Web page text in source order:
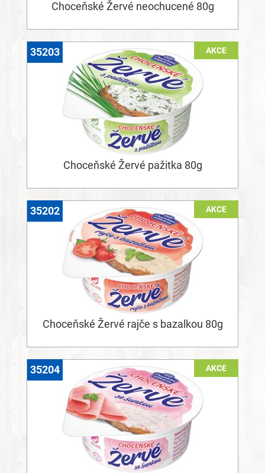
Choceňské Žervé neochucené 80g
AKCE
Choceňské Žervé pažitka 80g
35203
AKCE
Choceňské Žervé rajče s bazalkou 80g
35202
AKCE
35204